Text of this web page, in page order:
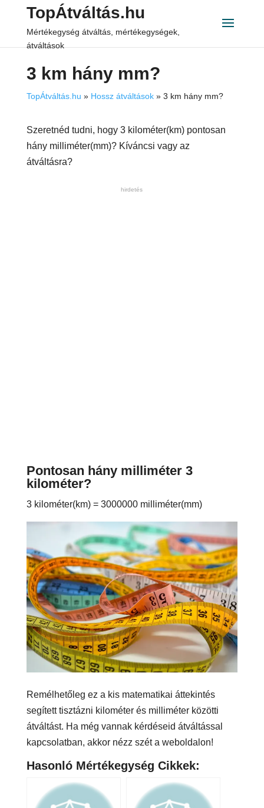
TopÁtváltás.hu
Mértékegység átváltás, mértékegységek,
átváltások
3 km hány mm?
TopÁtváltás.hu » Hossz átváltások» 3 km hány mm?
Szeretnéd tudni, hogy 3 kilométer(km) pontosan
hány milliméter(mm)? Kíváncsi vagy az
átváltásra?
hirdetés
Pontosan hány milliméter 3
kilométer?
3 kilométer(km) = 3000000 milliméter(mm)
Remélhetőleg ez a kis matematikai áttekintés
segített tisztázni kilométer és milliméter közötti
átváltást. Ha még vannak kérdéseid átváltással
kapcsolatban, akkor nézz szét a weboldalon!
Hasonló Mértékegység Cikkek: